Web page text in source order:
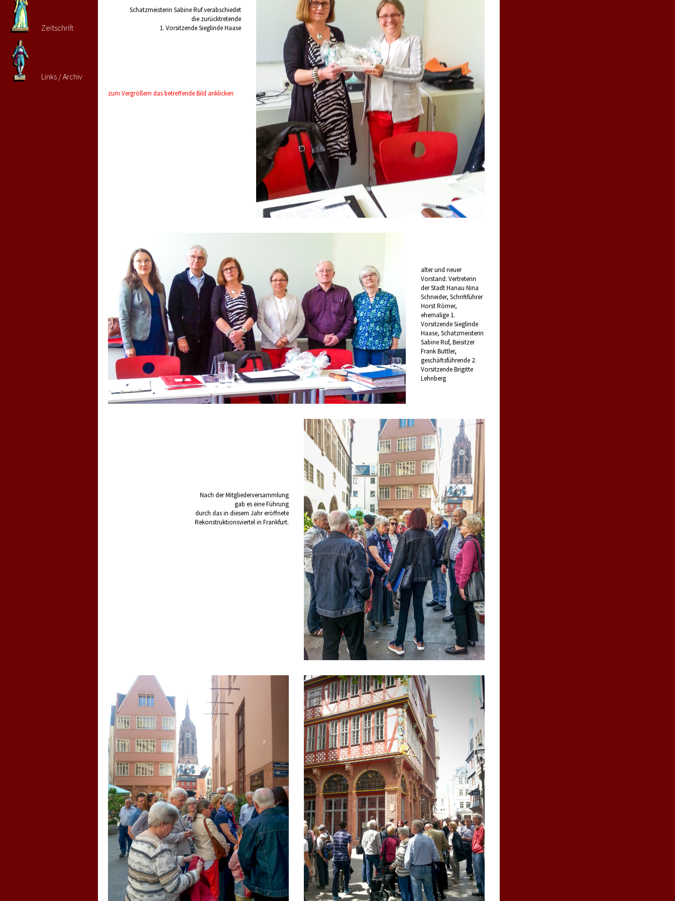
Zeitschrift
Links / Archiv
Schatzmeisterin Sabine Ruf verabschiedet
die zurücktretende
1. Vorsitzende Sieglinde Haase
zum Vergrößern das betreffende Bild anklicken
alter und neuer
Vorstand: Vertreterin
der Stadt Hanau Nina
Schneider,Schriftführer
Horst Römer,
ehemalige 1.
Vorsitzende Sieglinde
Haase, Schatzmeisterin
Sabine Ruf, Beisitzer
Frank Buttler,
geschäftsführende 2.
Vorsitzende Brigitte
Lehnberg
Nach der Mitgliederversammlung
gab es eine Führung
durch das in diesem Jahr eröffnete
Rekonstruktionsviertel in Frankfurt.